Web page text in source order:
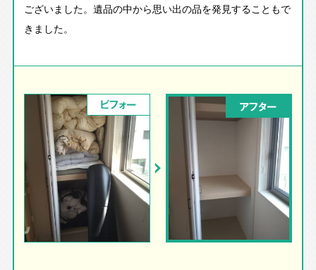
ございました。遺品の中から思い出の品を発見することもで
きました。
ビフォー アフター